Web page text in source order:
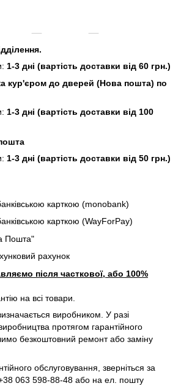
1-3 дні (вартість доставки від 60 грн.)
кур'єром до дверей (Нова пошта) по
1-3 дні (вартість доставки від 100
1-3 дні (вартість доставки від 50 грн.)
карткою (monobank)
карткою (WayForPay)
Пошта"
рахунок
після часткової, або 100%
на всі товари.
виробником. У разі
протягом гарантійного
безкоштовний ремонт або заміну
обслуговування, зверніться за
063 598-88-48 або на ел. пошту